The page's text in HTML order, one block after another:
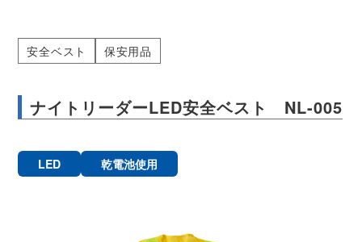
安全ベスト 保安用品
ナイトリーダーLED安全ベスト NL-005
LED 乾電池使用